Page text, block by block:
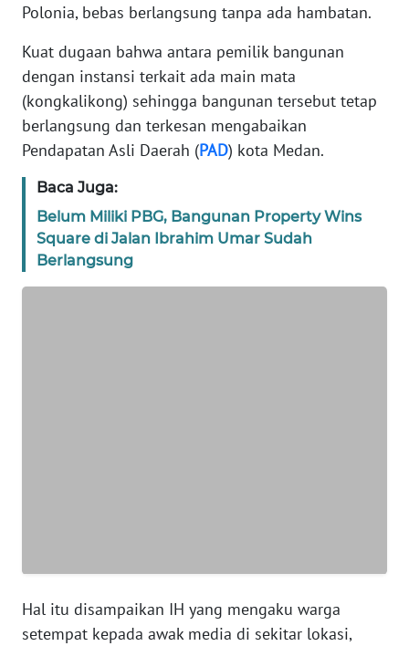
Polonia, bebas berlangsung tanpa ada hambatan.
Kuat dugaan bahwa antara pemilik bangunan
dengan instansi terkait ada main mata
(kongkalikong) sehingga bangunan tersebut tetap
berlangsung dan terkesan mengabaikan
Pendapatan Asli Daerah (PAD) kota Medan.
Baca Juga:
Belum Miliki PBG, Bangunan Property Wins
Square di Jalan Ibrahim Umar Sudah
Berlangsung
Hal itu disampaikan IH yang mengaku warga
setempat kepada awak media di sekitar lokasi,
Wahana
Regional
WN
SUMUT
JAKARTA
WN
JABAR
WN
BARAT